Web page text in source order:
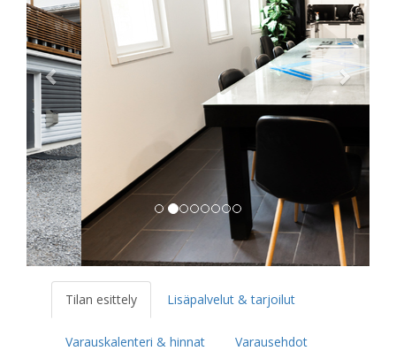
Tilan esittely Lisäpalvelut & tarjoilut
Varauskalenteri & hinnat Varausehdot